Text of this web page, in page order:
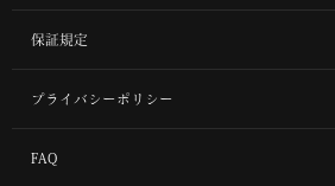
保証規定
プライバシーポリシー
FAQ